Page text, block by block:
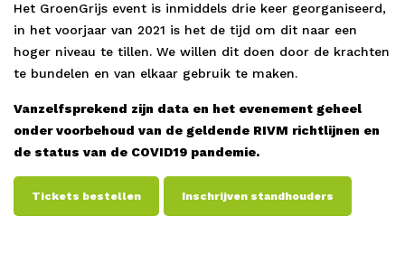
Het GroenGrijs event is inmiddels drie keer georganiseerd,
in het voorjaar van 2021 is het de tijd om dit naar een
hoger niveau te tillen. We willen dit doen door de krachten
te bundelen en van elkaar gebruik te maken.
Vanzelfsprekend zijn data en het evenement geheel
onder voorbehoud van de geldende RIVM richtlijnen en
de status van de COVID19 pandemie.
Tickets bestellen Inschrijven standhouders